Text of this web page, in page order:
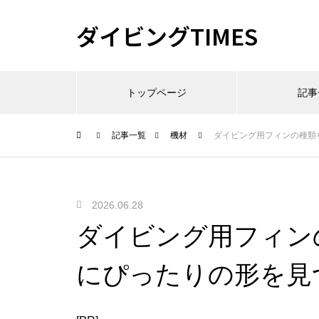
ダイビングTIMES
トップページ 記
記事一覧 機材 ダイビング用フィンの種
2026.06.28
ダイビング用フィ
にぴったりの形を見